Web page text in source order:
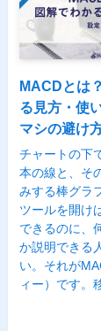
MACDとは
る見方・使
マシの避け
チャートの下
本の線と、そ
みする棒グラ
ツールを開け
できるのに、
か説明できる
い。それが
ィー）です。